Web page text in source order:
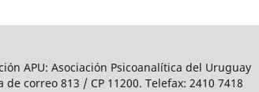
APU: Asociación Psicoanalítica del Uruguay
de correo 813 / CP 11200. Telefax: 2410 7418